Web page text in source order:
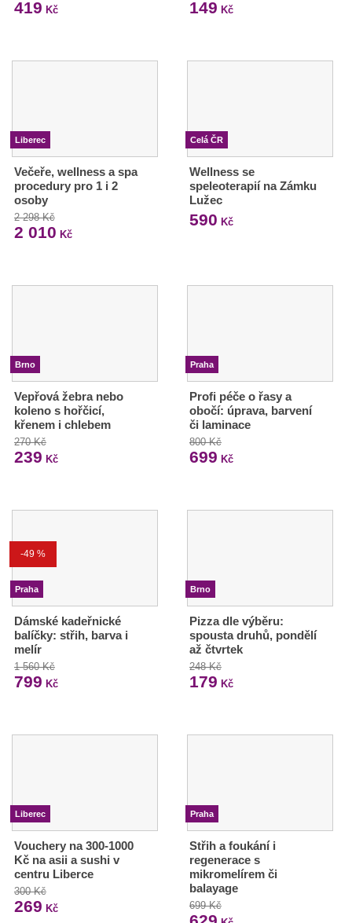
419 Kč 149 Kč
Liberec
Večeře, wellness a spa
procedury pro 1 i 2
osoby
2 298 Kč
2 010 Kč
Celá ČR
Wellness se
speleoterapií na Zámku
Lužec
590 Kč
Brno
Vepřová žebra nebo
koleno s hořčicí,
křenem i chlebem
270 Kč
239 Kč
Praha
Profi péče o řasy a
obočí: úprava, barvení
či laminace
800 Kč
699 Kč
-49 %
Praha
Dámské kadeřnické
balíčky: střih, barva i
melír
1 560 Kč
799 Kč
Brno
Pizza dle výběru:
spousta druhů, pondělí
až čtvrtek
248 Kč
179 Kč
Liberec
Vouchery na 300-1000
Kč na asii a sushi v
centru Liberce
300 Kč
269 Kč
Praha
Střih a foukání i
regenerace s
mikromelírem či
balayage
699 Kč